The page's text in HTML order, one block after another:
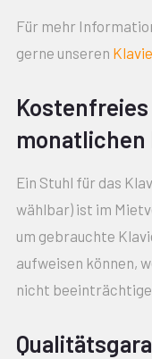
Für mehr
gerne unseren
Ein Stuhl für das
wählbar) ist im
um gebrauchte
aufweisen können,
nicht